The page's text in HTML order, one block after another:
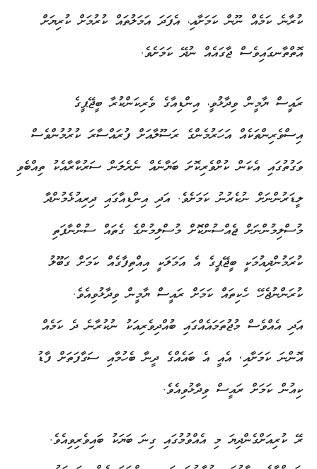
ކުރާނެ ކަމެއް ނޫން ކަމަށާއި، އެފަދަ އަމަލުތައް ކުރުމަށް ކުރިޔަށް
އޮތްތާނގައިވެސް ޖާގައެއް ނުދޭ ކަމަށެވެ.
ރައީސް ޔާމީން ވިދާޅުވީ، އިންޑިއާގެ ވެރިކަންކުރާ ބީޖޭޕީގެ
އިސްވެރިންތަކެއް އަހަރުމެންގެ ރަސޫލާއަށް ފުރައްސާރަ ކުރުމުންވެސް
ވަގުތުގައި އެކަން ކުށްވެރިކޮށަ ބަޔާނެއް ނެރެލަން ސަރުކާރާއެކު ތިއްބެވި
ލީޑަރުންނަށް ނުކެރުނު ކަމަށެވެ. އަދި އިންޑިއާގައި ދިރިއުޅެމުންދާ
މުސްލިމުންނަށް ޖެއްސުންކޮށް މުސްލިމުންގެ ގެތައް ސުންނާފަތި
ކުރަމުންދިއުމަކީ ބީޖޭޕީގެ އެ އަމަލަކީ އިއްތިފާގެއް ކަމަށް ގަބޫލު
ކުރަންނުޖެހޭ ހެކިތައް ކަމަށް ރައީސް ޔާމީން ވިދާޅުވިއެވެ.
އަދި އެއްވެސް މުޖުތަމައެއްގައި ބުއްދިވެރިއަކު ނުކުރާނެ ދެ ކަމެއް
އޮންނަ ކަމަށާއި, އެއީ އެ ބައެއްގެ ދީނާ ބެހުމާއި ސަގާފަތަށް ފާޑު
ކިއުން ކަމަށް ރައީސް ވިދާޅުވިއެވެ.
ރޭ ކުރިއަށްގެންދިޔަ މި އެއްވުމުގައި ގިނަ ބަޔަކު ބައިވެރިވިއެވެ.